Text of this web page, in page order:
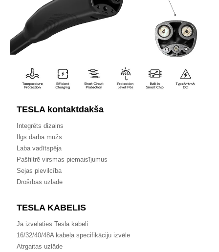
TESLA kontaktdakša
Integrēts dizains
Ilgs darba mūžs
Laba vadītspēja
Pašfiltrē virsmas piemaisījumus
Sejas pievilcība
Drošības uzlāde
TESLA KABELIS
Ja izvēlaties Tesla kabeli
16/32/40/48A kabeļa specifikāciju izvēle
Ātrgaitas uzlāde